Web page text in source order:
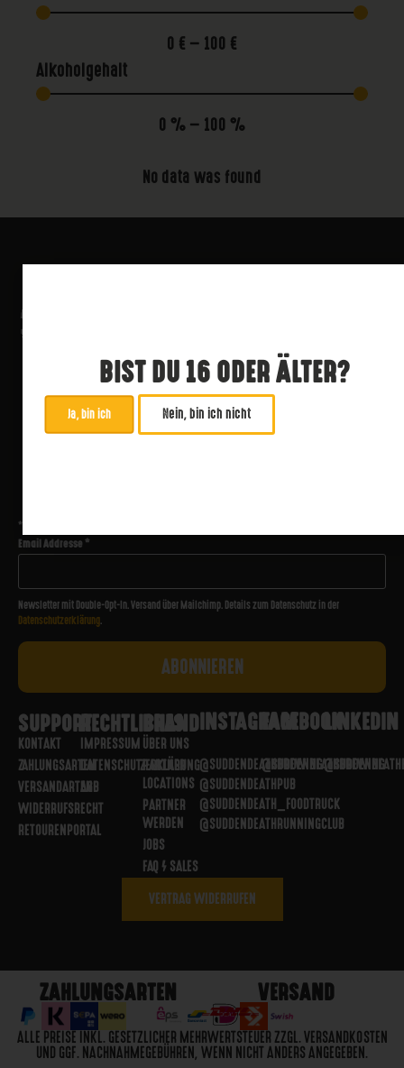
0 € — 100 €
Alkoholgehalt
0 % — 100 %
No data was found
*
Email Addresse*
Newsletter mit Double-Opt-In. Versand über Mailchimp. Details zum Datenschutz in der
Datenschutzerklärung.
SUPPORT
KONTAKT
ZAHLUNGSARTEN
VERSANDARTEN
WIDERRUFSRECHT
RETOURENPORTAL
RECHTLICHES
IMPRESSUM
DATENSCHUTZERKLÄRUNG
AGB
BRAND
ÜBER UNS
PARTNER
LOCATIONS
PARTNER
WERDEN
JOBS
FAQ / SALES
INSTAGRAM
@SUDDENDEATHBREWING
@SUDDENDEATHPUB
@SUDDENDEATH_FOODTRUCK
@SUDDENDEATHRUNNINGCLUB
FACEBOOK
@SUDDENDEATHBREWING
LINKEDIN
VERTRAG WIDERRUFEN
ZAHLUNGSARTEN VERSAND
ALLE PREISE INKL. GESETZLICHER MEHRWERTSTEUER ZZGL. VERSANDKOSTEN
UND GGF. NACHNAHMEGEBÜHREN, WENN NICHT ANDERS ANGEGEBEN.
BIST DU 16 ODER ÄLTER?
Ja, bin ich Nein, bin ich nicht